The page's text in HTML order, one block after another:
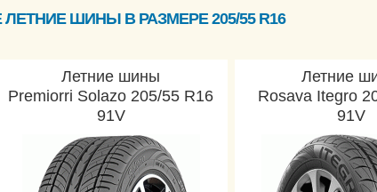
ЛЕТНИЕ ШИНЫ В РАЗМЕРЕ 205/55 R16
Летние шины
Premiorri Solazo 205/55 R16
91V
Летние
Rosava Itegro
91V